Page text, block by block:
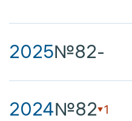
2025№82-
2024№82 1